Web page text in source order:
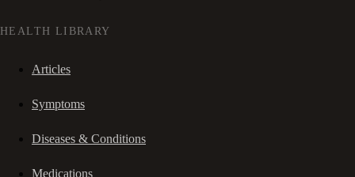
HEALTH LIBRARY
Articles
Symptoms
Diseases & Conditions
Medications